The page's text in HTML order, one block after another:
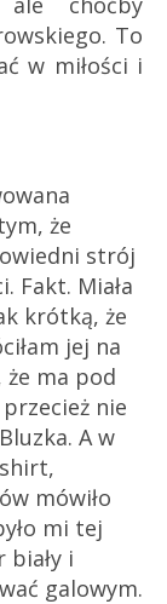
To
w miłości i
że
strój
Fakt. Miała
krótką, że
jej na
że ma pod
nie
A w
mówiło
mi tej
biały i
galowym.